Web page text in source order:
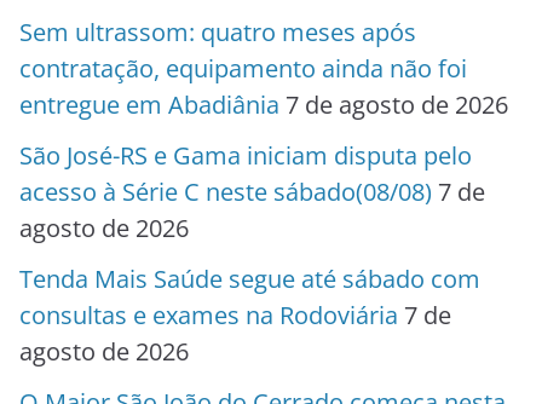
Sem ultrassom: quatro meses após
contratação, equipamento ainda não foi
entregue em Abadiânia 7 de agosto de 2026
São José-RS e Gama iniciam disputa pelo
acesso à Série C neste sábado(08/08) 7 de
agosto de 2026
Tenda Mais Saúde segue até sábado com
consultas e exames na Rodoviária 7 de
agosto de 2026